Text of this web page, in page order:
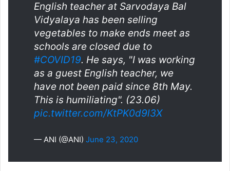
English teacher at Sarvodaya Bal
Vidyalaya has been selling
vegetables to make ends meet as
schools are closed due to
#COVID19. He says, "I was working
as a guest English teacher, we
have not been paid since 8th May.
This is humiliating". (23.06)
pic.twitter.com/KtPK0d9l3X
— ANI (@ANI) June 23, 2020